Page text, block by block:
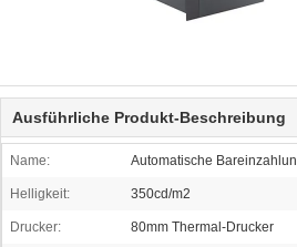
Ausführliche Produkt-Beschreibung
Name: Automatische
Helligkeit: 350cd/m2
Drucker: 80mm Thermal-Drucker